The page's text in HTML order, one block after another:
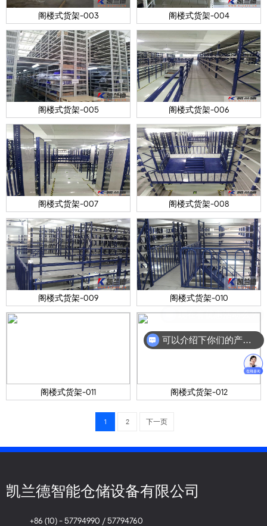
阁楼式货架-003 阁楼式货架-004
阁楼式货架-005 阁楼式货架-006
阁楼式货架-007 阁楼式货架-008
阁楼式货架-009 阁楼式货架-010
阁楼式货架-011 阁楼式货架-012
1 2 下一页
凯兰德智能仓储设备有限公司
+86 (10) - 57794990 / 57794760
可以介绍下你们的产品么？